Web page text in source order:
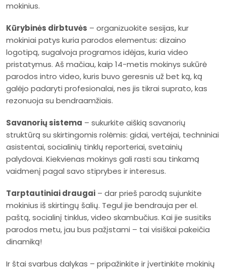
mokinius.
Kūrybinės dirbtuvės – organizuokite sesijas, kur
mokiniai patys kuria parodos elementus: dizaino
logotipą, sugalvoja programos idėjas, kuria video
pristatymus. Aš mačiau, kaip 14-metis mokinys sukūrė
parodos intro video, kuris buvo geresnis už bet ką, ką
galėjo padaryti profesionalai, nes jis tikrai suprato, kas
rezonuoja su bendraamžiais.
Savanorių sistema – sukurkite aiškią savanorių
struktūrą su skirtingomis rolėmis: gidai, vertėjai, techniniai
asistentai, socialinių tinklų reporteriai, svetainių
palydovai. Kiekvienas mokinys gali rasti sau tinkamą
vaidmenį pagal savo stiprybes ir interesus.
Tarptautiniai draugai – dar prieš parodą sujunkite
mokinius iš skirtingų šalių. Tegul jie bendrauja per el.
paštą, socialinį tinklus, video skambučius. Kai jie susitiks
parodos metu, jau bus pažįstami – tai visiškai pakeičia
dinamiką!
Ir štai svarbus dalykas – pripažinkite ir įvertinkite mokinių